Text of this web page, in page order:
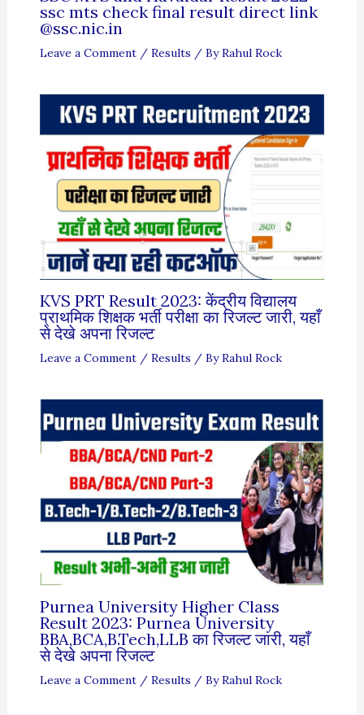
ssc mts check final result direct link
@ssc.nic.in
Leave a Comment / Results / ByRahul Rock
KVS PRT Result 2023: केंद्रीय विद्यालय
प्राथमिक शिक्षक भर्ती परीक्षा का रिजल्ट जारी, यहाँ
से देखे अपना रिजल्ट
Leave a Comment / Results / ByRahul Rock
Purnea University Higher Class
Result 2023: Purnea University
BBA,BCA,B.Tech,LLB का रिजल्ट जारी, यहाँ
से देखे अपना रिजल्ट
Leave a Comment / Results / ByRahul Rock